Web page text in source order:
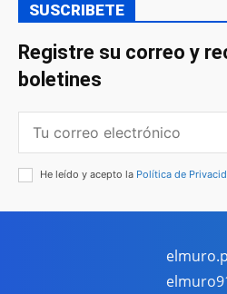
SUSCRIBETE
Registre su correo y
boletines
He leído y acepto la Política de